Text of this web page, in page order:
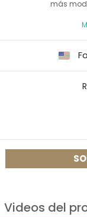
más
Videos del